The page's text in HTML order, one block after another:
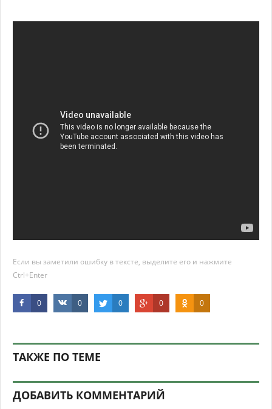
Если вы заметили ошибку в тексте, выделите его и нажмите
Ctrl+Enter
0 0 0 0 0
ТАКЖЕ ПО ТЕМЕ
ДОБАВИТЬ КОММЕНТАРИЙ